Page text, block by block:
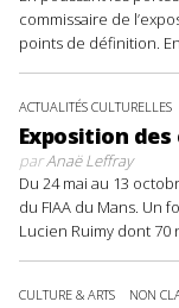
commissaire de
points de définition.
ACTUALITÉS CULTURELLES
Exposition
parAnaë Leffray
Du 24 mai au 13
du FIAA du Mans. Un
Lucien Ruimy dont 70
CULTURE & ARTS NON